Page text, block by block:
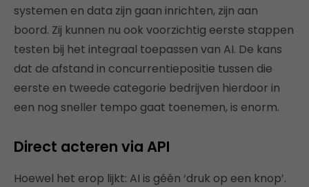
systemen en data zijn gaan inrichten, zijn aan
boord. Zij kunnen nu ook voorzichtig eerste stappen
testen bij het integraal toepassen van AI. De kans
dat de afstand in concurrentiepositie tussen die
eerste en tweede categorie bedrijven hierdoor in
een nog sneller tempo gaat toenemen, is enorm.
Direct acteren via API
Hoewel het erop lijkt: AI is géén ‘druk op een knop’.